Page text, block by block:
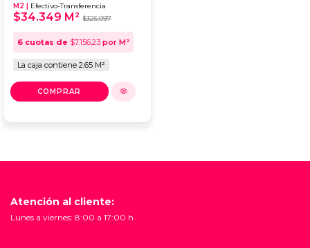
M2 | Efectivo-Transferencia
$34.349 M² $325.097
6 cuotas de $7.156,23 por M²
La caja contiene 2.65 M²
Atención al cliente:
Lunes a viernes: 8:00 a 17:00 h